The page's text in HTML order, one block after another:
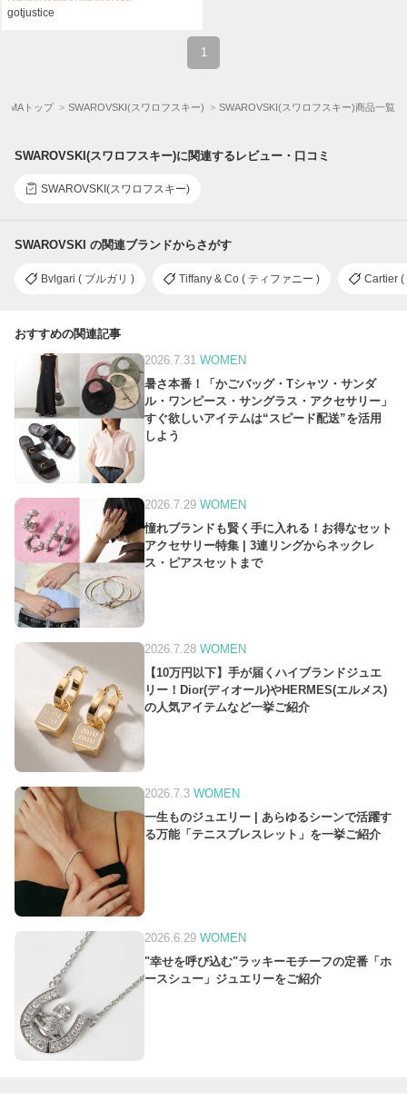
gotjustice
1
トップ SWAROVSKI(スワロフスキー) SWAROVSKI(スワロフスキー)商品一覧
SWAROVSKI(スワロフスキー)に関連するレビュー・口コミ
SWAROVSKI(スワロフスキー)
SWAROVSKI の関連ブランドからさがす
Bvlgari ( ブルガリ ) Tiffany & Co ( ティファニー ) Cartier (
おすすめの関連記事
2026.7.31 WOMEN
暑さ本番！「かごバッグ・Tシャツ・サンダ
ル・ワンピース・サングラス・アクセサリー」
すぐ欲しいアイテムは“スピード配送”を活用
しよう
2026.7.29 WOMEN
憧れブランドも賢く手に入れる！お得なセット
アクセサリー特集 | 3連リングからネックレ
ス・ピアスセットまで
2026.7.28 WOMEN
【10万円以下】手が届くハイブランドジュエ
リー！Dior(ディオール)やHERMES(エルメス)
の人気アイテムなど一挙ご紹介
2026.7.3 WOMEN
一生ものジュエリー | あらゆるシーンで活躍す
る万能「テニスブレスレット」を一挙ご紹介
2026.6.29 WOMEN
"幸せを呼び込む"ラッキーモチーフの定番「ホ
ースシュー」ジュエリーをご紹介